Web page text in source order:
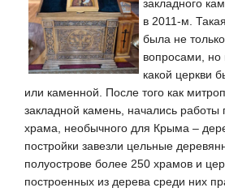
закладного
в 2011-м.
была не
вопросами,
какой церкви
или каменной. После того как
закладной камень, начались работы
храма, необычного для Крыма –
постройки завезли цельные
полуострове более 250 храмов и
построенных из дерева среди них